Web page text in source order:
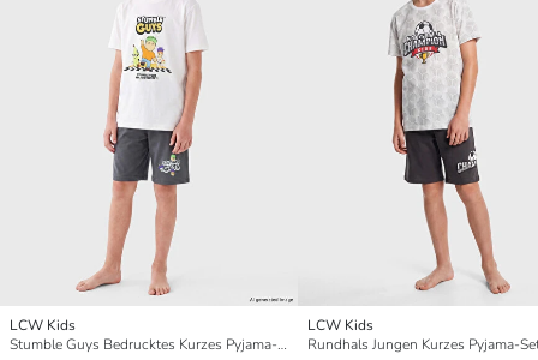
LCW Kids
Stumble Guys Bedrucktes Kurzes Pyjama-Set für Jungen
LCW Kids
Rundhals Jungen Kurzes Pyjama-